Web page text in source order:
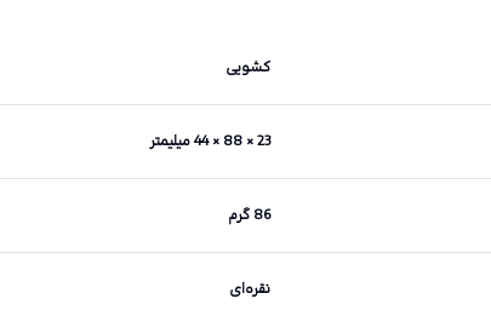
کشویی
23 × 88 × 44 میلیمتر
86 گرم
نقره‌ای